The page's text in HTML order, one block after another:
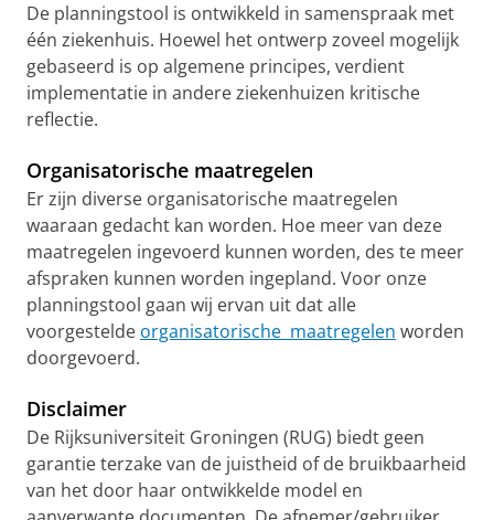
De planningstool is ontwikkeld in samenspraak met
één ziekenhuis. Hoewel het ontwerp zoveel mogelijk
gebaseerd is op algemene principes, verdient
implementatie in andere ziekenhuizen kritische
reflectie.
Organisatorische maatregelen
Er zijn diverse organisatorische maatregelen
waaraan gedacht kan worden. Hoe meer van deze
maatregelen ingevoerd kunnen worden, des te meer
afspraken kunnen worden ingepland. Voor onze
planningstool gaan wij ervan uit dat alle
voorgestelde organisatorische maatregelen worden
doorgevoerd.
Disclaimer
De Rijksuniversiteit Groningen (RUG) biedt geen
garantie terzake van de juistheid of de bruikbaarheid
van het door haar ontwikkelde model en